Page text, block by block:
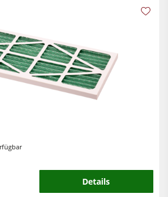
& Plattenaufteilsägen
& Vakuumpressen
& Entstauber
& Plattenaufteilsägen
Details